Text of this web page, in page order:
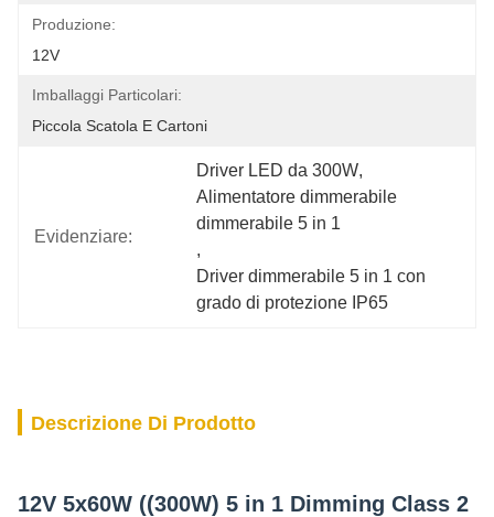
Produzione:
12V
Imballaggi Particolari:
Piccola Scatola E Cartoni
Evidenziare:
Driver LED da 300W,
Alimentatore dimmerabile
dimmerabile 5 in 1
,
Driver dimmerabile 5 in 1 con
grado di protezione IP65
Descrizione Di Prodotto
12V 5x60W ((300W) 5 in 1 Dimming Class 2